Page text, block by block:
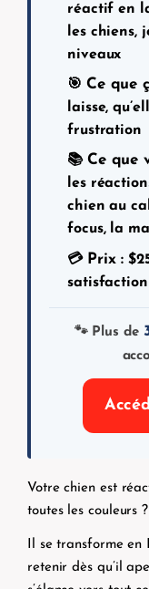
réactif en
les chiens,
niveaux
🎯 Ce que
laisse,
frustration
📚 Ce que
les
chien au
focus, la
💳 Prix : $
🐾 Plus de
Votre chien est
toutes les couleurs ?
Il se transforme en
retenirdès qu’il